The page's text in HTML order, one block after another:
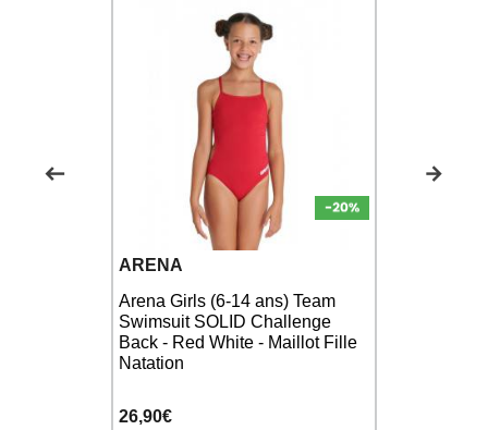
ARENA
Arena Girls (6-14 ans) Team
Swimsuit SOLID Challenge
Back - Red White - Maillot Fille
Natation
26,90€